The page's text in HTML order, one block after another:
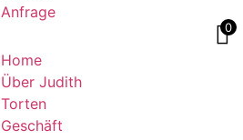
Anfrage
0
Home
Über Judith
Torten
Geschäft